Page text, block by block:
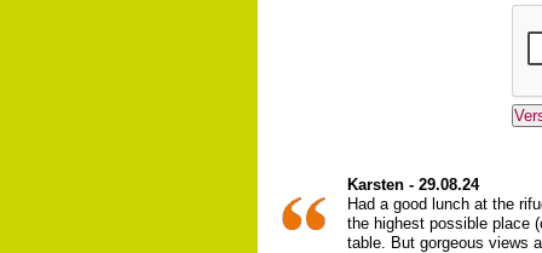
Karsten - 29.08.24
Had a good lunch at the
the highest possible place
table. But gorgeous views